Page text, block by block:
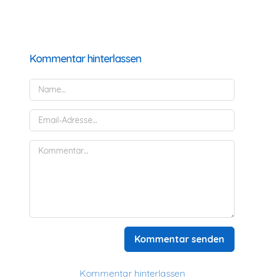
Kommentar hinterlassen
Kommentar senden
Kommentar hinterlassen